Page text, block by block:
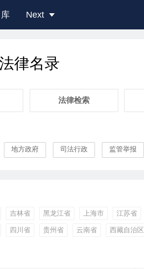
Next
律名录
法律检索
地方政府 司法行政 监管举报
吉林省 黑龙江省 上海市 江苏省
四川省 贵州省 云南省 西藏自治区